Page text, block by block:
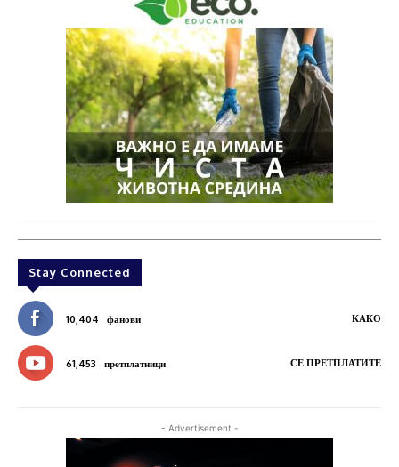
Stay Connected
10,404 фанови КАКО
61,453 претплатници СЕ ПРЕТПЛАТИТЕ
- Advertisement -